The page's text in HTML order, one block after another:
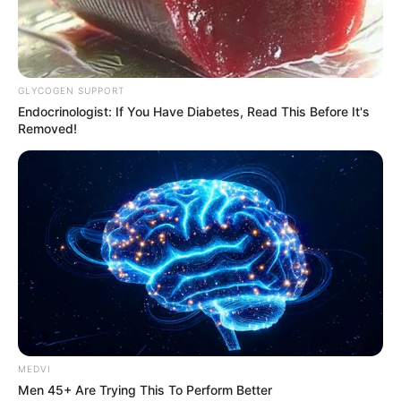
δικτύωσης, οι δράστες τα έκαναν γυαλιά –
καρφιά.
Έσπασαν την τζαμαρία της πόρτας του
καταστήματος, για να μπουν στο εσωτερικό
και να κλέψουν.
Εκτός από προκαλώντας ένα πρόσθετο έξοδο
GLYCOGEN SUPPORT
Endocrinologist: If You Have Diabetes, Read This Before It's
Removed!
MEDVI
Men 45+ Are Trying This To Perform Better